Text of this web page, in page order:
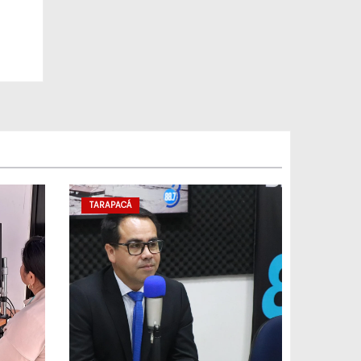
TARAPACÁ